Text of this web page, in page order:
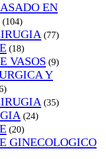
EN
(104)
(77)
(18)
VASOS (9)
Y
(35)
(24)
(20)
GINECOLOGICO